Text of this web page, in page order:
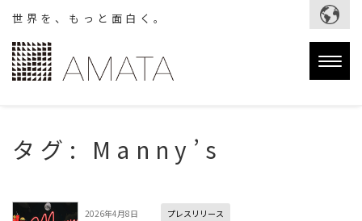
世界を、もっと面白く。
タグ: Manny’s
2026年4月8日 プレスリリース